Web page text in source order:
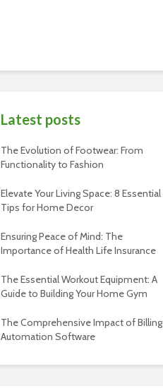
Latest posts
The Evolution of Footwear: From
Functionality to Fashion
Elevate Your Living Space: 8 Essential
Tips for Home Decor
Ensuring Peace of Mind: The
Importance of Health Life Insurance
The Essential Workout Equipment: A
Guide to Building Your Home Gym
The Comprehensive Impact of Billing
Automation Software